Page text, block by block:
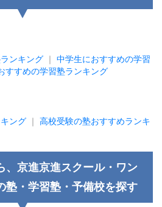
ンキング ｜ 中学生におすすめの学習
すすめの学習塾ランキング
ング ｜ 高校受験の塾おすすめランキ
、京進京進スクール・ワン
塾・学習塾・予備校を探す